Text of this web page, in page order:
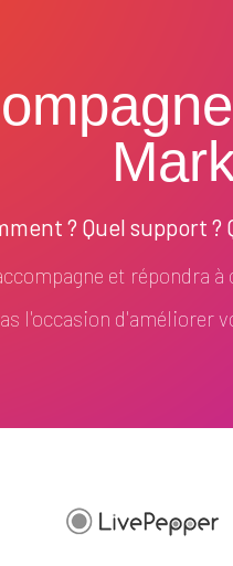
? Quel support ?
et répondra à
l'occasion d'améliorer